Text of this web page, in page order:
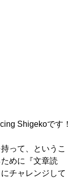
Shigekoです！
って、というこ
めに『文章読
チャレンジして